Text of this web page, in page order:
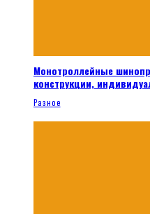
Монотроллейные
конструкции,
Разное